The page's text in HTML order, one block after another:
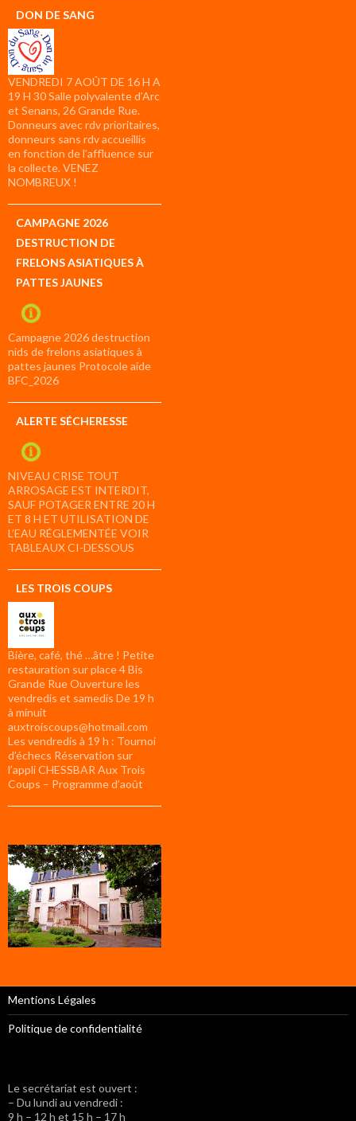
DON DE SANG
VENDREDI 7 AOÛT DE 16 H A
19 H 30 Salle polyvalente d’Arc
et Senans, 26 Grande Rue.
Donneurs avec rdv prioritaires,
donneurs sans rdv accueillis
en fonction de l’affluence sur
la collecte. VENEZ
NOMBREUX !
CAMPAGNE 2026
DESTRUCTION DE
FRELONS ASIATIQUES À
PATTES JAUNES
Campagne 2026 destruction
nids de frelons asiatiques à
pattes jaunes Protocole aide
BFC_2026
ALERTE SÉCHERESSE
NIVEAU CRISE TOUT
ARROSAGE EST INTERDIT,
SAUF POTAGER ENTRE 20 H
ET 8 H ET UTILISATION DE
L’EAU RÉGLEMENTÉE VOIR
TABLEAUX CI-DESSOUS
LES TROIS COUPS
Bière, café, thé …âtre ! Petite
restauration sur place 4 Bis
Grande Rue Ouverture les
vendredis et samedis De 19 h
à minuit
auxtroiscoups@hotmail.com
Les vendredis à 19 h : Tournoi
d’échecs Réservation sur
l’appli CHESSBAR Aux Trois
Coups – Programme d’août
Mentions Légales
Politique de confidentialité
Le secrétariat est ouvert :
– Du lundi au vendredi :
9 h – 12 h et 15 h – 17 h